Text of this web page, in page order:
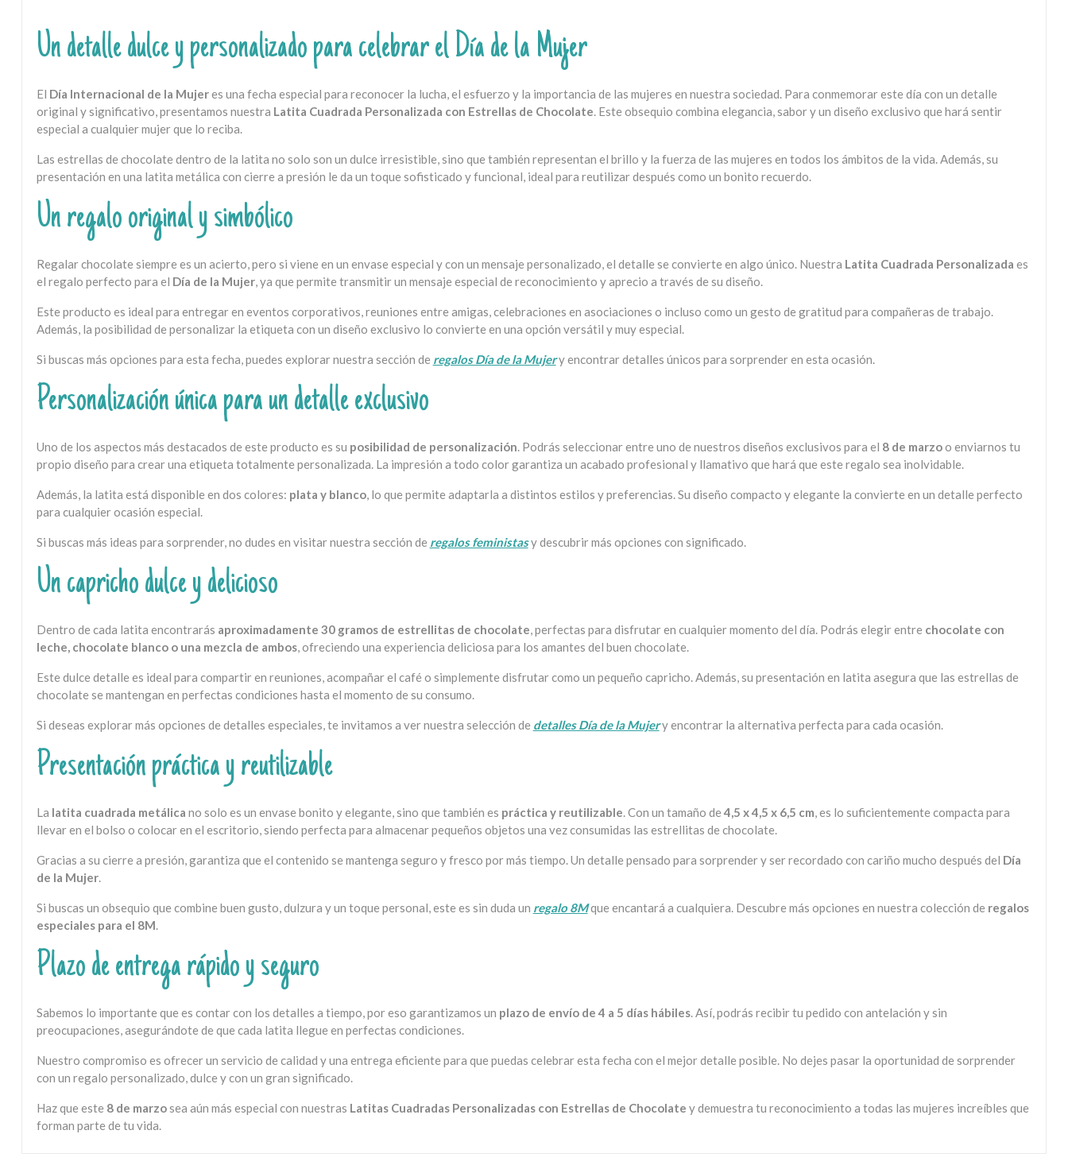
Un detalle dulce y personalizado para celebrar el Día de la Mujer
El Día Internacional de la Mujeres una fecha especial para reconocer la lucha, el esfuerzo y la importancia de las mujeres en nuestra sociedad. Para conmemorar este día con un detalle
original y significativo, presentamos nuestra Latita Cuadrada Personalizada con Estrellas de Chocolate. Este obsequio combina elegancia, sabor y un diseño exclusivo que hará sentir
especial a cualquier mujer que lo reciba.
Las estrellas de chocolate dentro de la latita no solo son un dulce irresistible, sino que también representan el brillo y la fuerza de las mujeres en todos los ámbitos de la vida. Además, su
presentación en una latita metálica con cierre a presión le da un toque sofisticado y funcional, ideal para reutilizar después como un bonito recuerdo.
Un regalo original y simbólico
Regalar chocolate siempre es un acierto, pero si viene en un envase especial y con un mensaje personalizado, el detalle se convierte en algo único. Nuestra Latita Cuadrada Personalizada es
el regalo perfecto para el Día de la Mujer, ya que permite transmitir un mensaje especial de reconocimiento y aprecio a través de su diseño.
Este producto es ideal para entregar en eventos corporativos, reuniones entre amigas, celebraciones en asociaciones o incluso como un gesto de gratitud para compañeras de trabajo.
Además, la posibilidad de personalizar la etiqueta con un diseño exclusivo lo convierte en una opción versátil y muy especial.
Si buscas más opciones para esta fecha, puedes explorar nuestra sección de regalos Día de la Mujery encontrar detalles únicos para sorprender en esta ocasión.
Personalización única para un detalle exclusivo
Uno de los aspectos más destacados de este producto es su posibilidad de personalización. Podrás seleccionar entre uno de nuestros diseños exclusivos para el 8 de marzoo enviarnos tu
propio diseño para crear una etiqueta totalmente personalizada. La impresión a todo color garantiza un acabado profesional y llamativo que hará que este regalo sea inolvidable.
Además, la latita está disponible en dos colores: plata y blanco, lo que permite adaptarla a distintos estilos y preferencias. Su diseño compacto y elegante la convierte en un detalle perfecto
para cualquier ocasión especial.
Si buscas más ideas para sorprender, no dudes en visitar nuestra sección de regalos feministasy descubrir más opciones con significado.
Un capricho dulce y delicioso
Dentro de cada latita encontrarás aproximadamente 30 gramos de estrellitas de chocolate, perfectas para disfrutar en cualquier momento del día. Podrás elegir entre chocolate con
leche, chocolate blanco o una mezcla de ambos, ofreciendo una experiencia deliciosa para los amantes del buen chocolate.
Este dulce detalle es ideal para compartir en reuniones, acompañar el café o simplemente disfrutar como un pequeño capricho. Además, su presentación en latita asegura que las estrellas de
chocolate se mantengan en perfectas condiciones hasta el momento de su consumo.
Si deseas explorar más opciones de detalles especiales, te invitamos a ver nuestra selección de detalles Día de la Mujery encontrar la alternativa perfecta para cada ocasión.
Presentación práctica y reutilizable
La latita cuadrada metálica no solo es un envase bonito y elegante, sino que también es práctica y reutilizable. Con un tamaño de 4,5 x 4,5 x 6,5 cm, es lo suficientemente compacta para
llevar en el bolso o colocar en el escritorio, siendo perfecta para almacenar pequeños objetos una vez consumidas las estrellitas de chocolate.
Gracias a su cierre a presión, garantiza que el contenido se mantenga seguro y fresco por más tiempo. Un detalle pensado para sorprender y ser recordado con cariño mucho después del Día
de la Mujer.
Si buscas un obsequio que combine buen gusto, dulzura y un toque personal, este es sin duda un regalo 8Mque encantará a cualquiera. Descubre más opciones en nuestra colección de regalos
especiales para el 8M.
Plazo de entrega rápido y seguro
Sabemos lo importante que es contar con los detalles a tiempo, por eso garantizamos un plazo de envío de 4 a 5 días hábiles. Así, podrás recibir tu pedido con antelación y sin
preocupaciones, asegurándote de que cada latita llegue en perfectas condiciones.
Nuestro compromiso es ofrecer un servicio de calidad y una entrega eficiente para que puedas celebrar esta fecha con el mejor detalle posible. No dejes pasar la oportunidad de sorprender
con un regalo personalizado, dulce y con un gran significado.
Haz que este 8 de marzosea aún más especial con nuestras Latitas Cuadradas Personalizadas con Estrellas de Chocolate y demuestra tu reconocimiento a todas las mujeres increíbles que
forman parte de tu vida.